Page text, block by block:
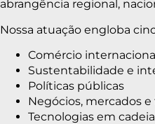
abrangência regional,
Nossa atuação engloba
Comércio
Sustentabilidade e
Políticas públicas
Negócios, mercados
Tecnologias em